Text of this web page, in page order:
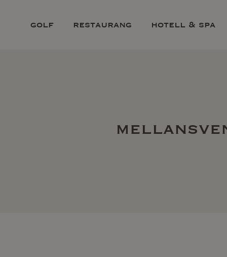
golf restaurang hotell & spa